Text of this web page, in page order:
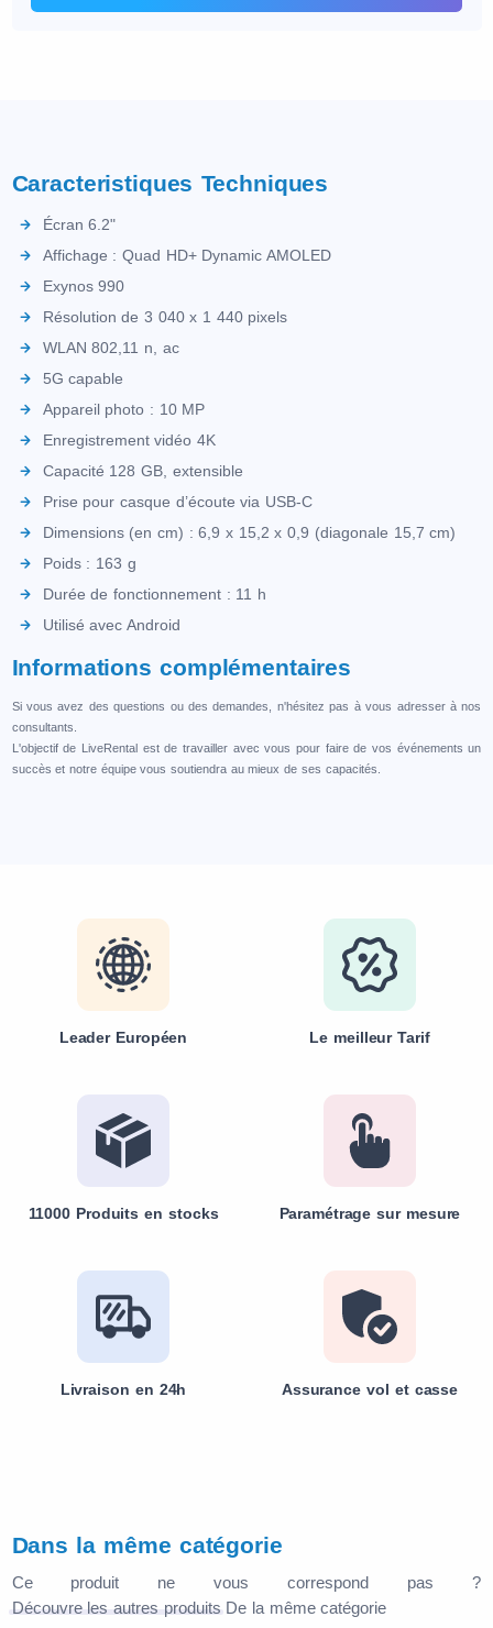
Caracteristiques Techniques
Écran 6.2"
Affichage : Quad HD+ Dynamic AMOLED
Exynos 990
Résolution de 3 040 x 1 440 pixels
WLAN 802,11 n, ac
5G capable
Appareil photo : 10 MP
Enregistrement vidéo 4K
Capacité 128 GB, extensible
Prise pour casque d’écoute via USB-C
Dimensions (en cm) : 6,9 x 15,2 x 0,9 (diagonale 15,7 cm)
Poids : 163 g
Durée de fonctionnement : 11 h
Utilisé avec Android
Informations complémentaires
Si vous avez des questions ou des demandes, n'hésitez pas à vous adresser à nos
consultants.
L'objectif de LiveRental est de travailler avec vous pour faire de vos événements un
succès et notre équipe vous soutiendra au mieux de ses capacités.
Leader Européen Le meilleur Tarif
11000 Produits en stocks Paramétrage sur mesure
Livraison en 24h Assurance vol et casse
Dans la même catégorie
Ce produit ne vous correspond pas ?
Découvre les autres produits De la même catégorie